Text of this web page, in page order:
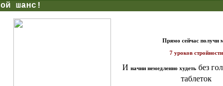
Прямо сейчас получи мои
начни немедленно худеть без голодных диет и